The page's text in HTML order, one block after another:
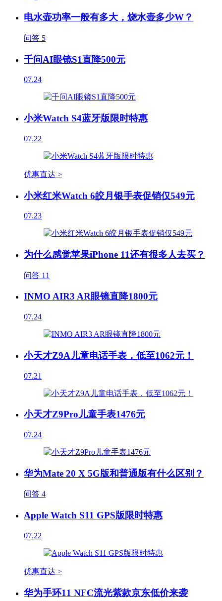
电水壶功率一般有多大，烧水壶多少W？
问答 5
千问AI眼镜S1直降500元
07.24
小米Watch S4蓝牙版限时特惠
07.22
优惠直达 >
小米红米Watch 6皎月银手表促销仅549元
07.23
为什么感觉苹果iPhone 11还有很多人去买？
问答 11
INMO AIR3 AR眼镜直降1800元
07.24
小天才Z9A儿童电话手表，低至1062元！
07.21
小天才Z9Pro儿童手表1476元
07.24
华为Mate 20 X 5G版和普通版有什么区别？
问答 4
Apple Watch S11 GPS版限时特惠
07.22
优惠直达 >
华为手环11 NFC流光紫款京东低价来袭